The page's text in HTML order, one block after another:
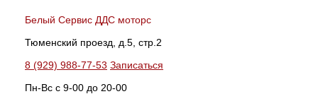
Белый Сервис ДДС моторс
Тюменский проезд, д.5, стр.2
8 (929) 988-77-53 Записаться
Пн-Вс c 9-00 до 20-00